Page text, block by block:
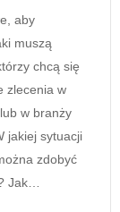
aby
muszą
chcą się
zlecenia w
w branży
jakiej sytuacji
zdobyć
Jak…